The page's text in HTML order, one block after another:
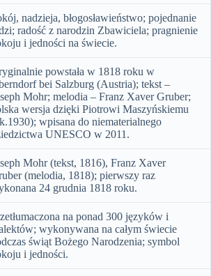
nadzieja, błogosławieństwo; pojednanie
radość z narodzin Zbawiciela; pragnienie
i jedności na świecie.
powstała w 1818 roku w
bei Salzburg (Austria); tekst –
Mohr; melodia – Franz Xaver Gruber;
wersja dzięki Piotrowi Maszyńskiemu
wpisana do niematerialnego
UNESCO w 2011.
Mohr (tekst, 1816), Franz Xaver
(melodia, 1818); pierwszy raz
24 grudnia 1818 roku.
na ponad 300 języków i
wykonywana na całym świecie
świąt Bożego Narodzenia; symbol
i jedności.